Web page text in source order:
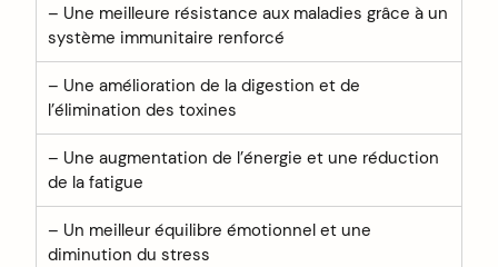
– Une meilleure résistance aux maladies grâce à un
système immunitaire renforcé
– Une amélioration de la digestion et de
l’élimination des toxines
– Une augmentation de l’énergie et une réduction
de la fatigue
– Un meilleur équilibre émotionnel et une
diminution du stress